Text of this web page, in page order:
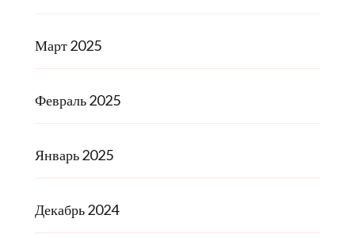
Март 2025
Февраль 2025
Январь 2025
Декабрь 2024